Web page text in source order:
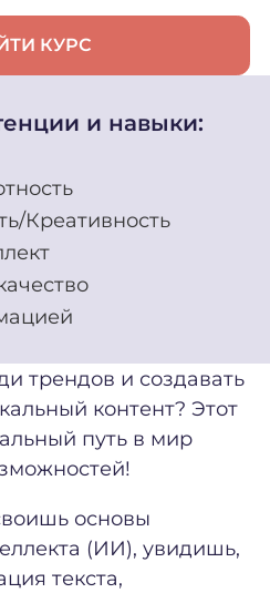
КУРС
и навыки:
Креативность
трендов и создавать
контент? Этот
путь в мир
основы
(ИИ), увидишь,
текста,